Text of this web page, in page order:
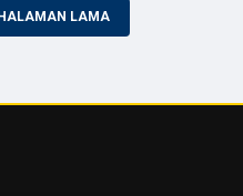
HALAMAN LAMA